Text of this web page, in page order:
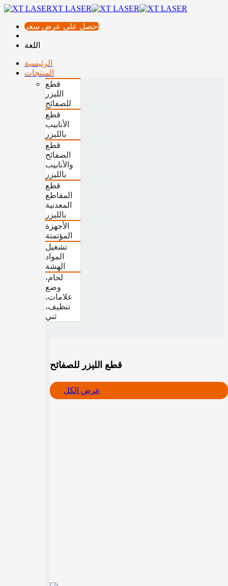
XT LASER
احصل على عرض سعر
اللغة
الرئيسية
المنتجات
قطع
الليزر
للصفائح
قطع
الأنابيب
بالليزر
قطع
الصفائح
والأنابيب
بالليزر
قطع
المقاطع
المعدنية
بالليزر
الأجهزة
المؤتمتة
تشغيل
المواد
الهشة
لحام،
وضع
علامات،
تنظيف،
ثني
قطع الليزر للصفائح
عرض الكل